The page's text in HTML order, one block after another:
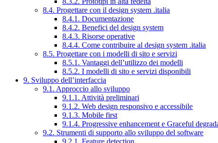
8.4. Progettare con il design system .italia
8.4.1. Documentazione
8.4.2. Benefici del design system
8.4.3. Risorse operative
8.4.4. Come contribuire al design system .italia
8.5. Progettare con i modelli di sito e servizi
8.5.1. Vantaggi dell’utilizzo dei modelli
8.5.2. I modelli di sito e servizi disponibili
9. Sviluppo dell’interfaccia
9.1. Approccio allo sviluppo
9.1.1. Attività preliminari
9.1.2. Web design responsivo e accessibile
9.1.3. Mobile first
9.1.4. Progressive enhancement e Graceful
9.2. Strumenti di supporto allo sviluppo del software
9.2.1. Feature detection